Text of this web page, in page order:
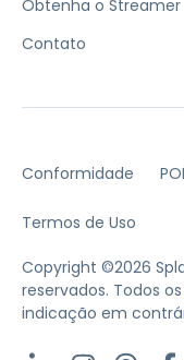
Obtenha o Streamer
Contato
Conformidade
Termos de Uso
Copyright ©2026
reservados. Todos
indicação em